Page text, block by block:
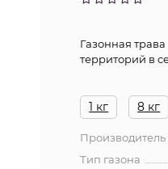
Газонная
территорий в
1 кг 8 кг
Тип газона